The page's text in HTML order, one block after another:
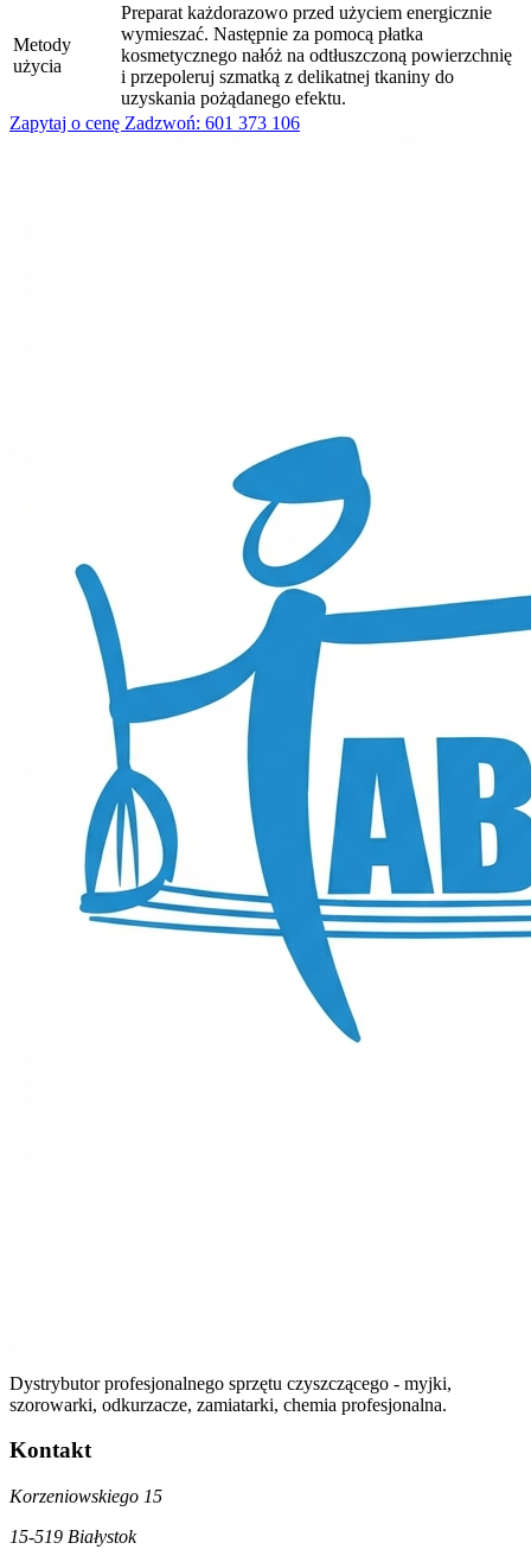
Metody
użycia
Preparat każdorazowo przed użyciem energicznie
wymieszać. Następnie za pomocą płatka
kosmetycznego nałóż na odtłuszczoną powierzchnię
i przepoleruj szmatką z delikatnej tkaniny do
uzyskania pożądanego efektu.
Zapytaj o cenę Zadzwoń: 601 373 106
Dystrybutor profesjonalnego sprzętu czyszczącego - myjki,
szorowarki, odkurzacze, zamiatarki, chemia profesjonalna.
Kontakt
Korzeniowskiego 15
15-519 Białystok